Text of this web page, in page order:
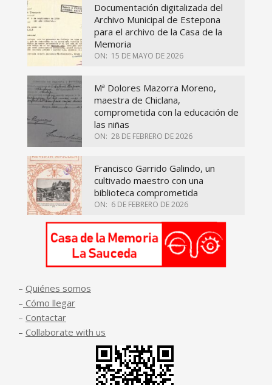
Documentación digitalizada del
Archivo Municipal de Estepona
para el archivo de la Casa de la
Memoria
ON: 15 DE MAYO DE 2026
Mª Dolores Mazorra Moreno,
maestra de Chiclana,
comprometida con la educación de
las niñas
ON: 28 DE FEBRERO DE 2026
Francisco Garrido Galindo, un
cultivado maestro con una
biblioteca comprometida
ON: 6 DE FEBRERO DE 2026
– Quiénes somos
– Cómo llegar
– Contactar
– Collaborate with us